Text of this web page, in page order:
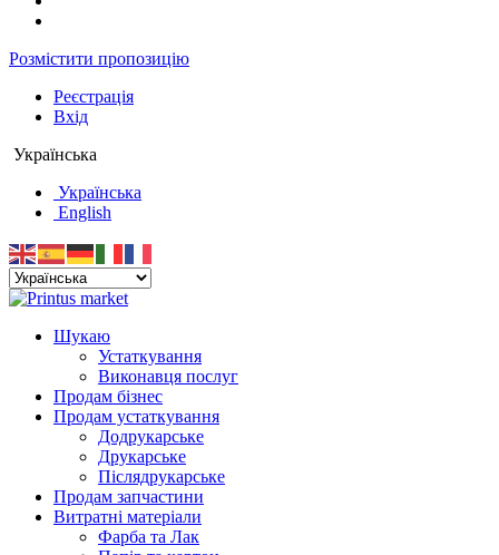
Розмістити пропозицію
Реєстрація
Вхід
Українська
Українська
English
Шукаю
Устаткування
Виконавця послуг
Продам бізнес
Продам устаткування
Додрукарське
Друкарське
Післядрукарське
Продам запчастини
Витратні матеріали
Фарба та Лак